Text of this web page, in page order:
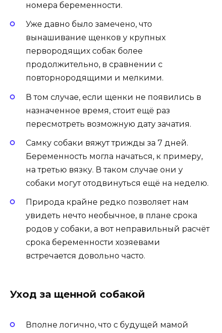
номера беременности.
Уже давно было замечено, что
вынашивание щенков у крупных
первородящих собак более
продолжительно, в сравнении с
повторнородящими и мелкими.
В том случае, если щенки не появились в
назначенное время, стоит ещё раз
пересмотреть возможную дату зачатия.
Самку собаки вяжут трижды за 7 дней.
Беременность могла начаться, к примеру,
на третью вязку. В таком случае они у
собаки могут отодвинуться ещё на неделю.
Природа крайне редко позволяет нам
увидеть нечто необычное, в плане срока
родов у собаки, а вот неправильный расчёт
срока беременности хозяевами
встречается довольно часто.
Уход за щенной собакой
Вполне логично, что с будущей мамой